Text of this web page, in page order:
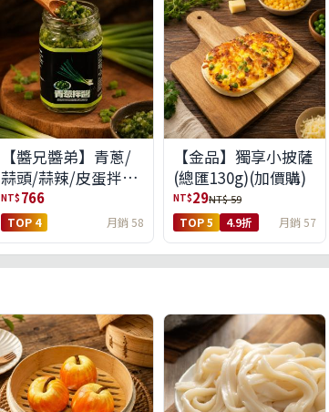
【醬兄醬弟】青蔥/
蒜頭/蒜辣/皮蛋拌醬
4件任選(免運組)
NT$ 766
TOP 4 月銷 58
【金品】獨享小披薩
(總匯130g)(加價購)
NT$29NT$ 59
TOP 5 4.9折 月銷 57